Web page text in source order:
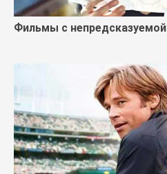
Фильмы с непредсказуемой